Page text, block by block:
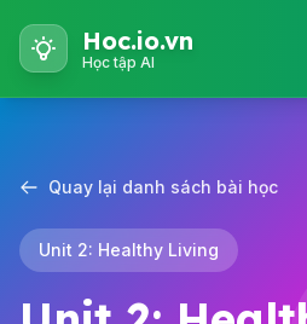
Hoc.io.vn
Học tập AI
Quay lại danh sách bài học
Unit 2: Healthy Living